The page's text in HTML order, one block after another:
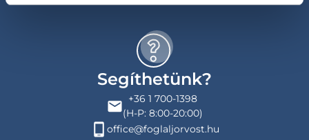
Segíthetünk?
+36 1 700-1398
(H-P: 8:00-20:00)
office@foglaljorvost.hu